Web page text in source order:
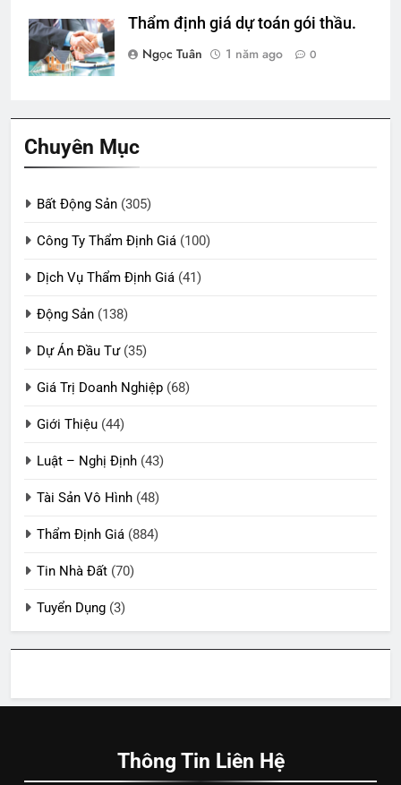
Thẩm định giá dự toán gói thầu.
Ngọc Tuân
1 năm ago 0
Chuyên Mục
Bất Động Sản (305)
Công Ty Thẩm Định Giá (100)
Dịch Vụ Thẩm Định Giá (41)
Động Sản (138)
Dự Án Đầu Tư(35)
Giá Trị Doanh Nghiệp (68)
Giới Thiệu (44)
Luật – Nghị Định (43)
Tài Sản Vô Hình (48)
Thẩm Định Giá (884)
Tin Nhà Đất (70)
Tuyển Dụng (3)
Thông Tin Liên Hệ